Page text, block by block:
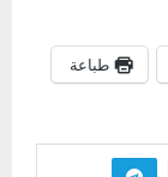
طباعة